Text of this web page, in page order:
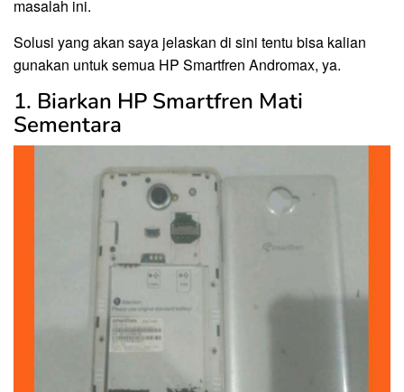
masalah ini.
Solusi yang akan saya jelaskan di sini tentu bisa kalian
gunakan untuk semua HP Smartfren Andromax, ya.
1. Biarkan HP Smartfren Mati
Sementara